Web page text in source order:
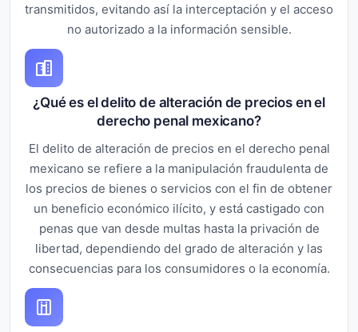
transmitidos, evitando así la interceptación y el acceso
no autorizado a la información sensible.
¿Qué es el delito de alteración de precios en el
derecho penal mexicano?
El delito de alteración de precios en el derecho penal
mexicano se refiere a la manipulación fraudulenta de
los precios de bienes o servicios con el fin de obtener
un beneficio económico ilícito, y está castigado con
penas que van desde multas hasta la privación de
libertad, dependiendo del grado de alteración y las
consecuencias para los consumidores o la economía.